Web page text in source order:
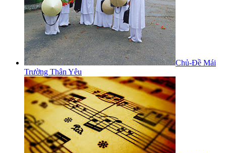
Chủ-Đề Mái
Trường Thân Yêu